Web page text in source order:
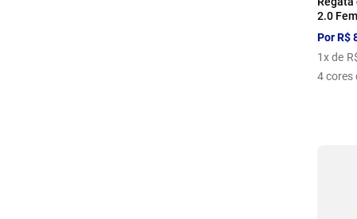
2.0
PorR$
1x de
4 cores